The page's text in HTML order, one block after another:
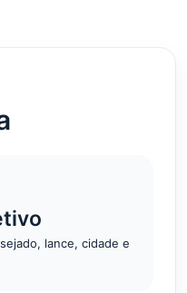
lance, cidade e